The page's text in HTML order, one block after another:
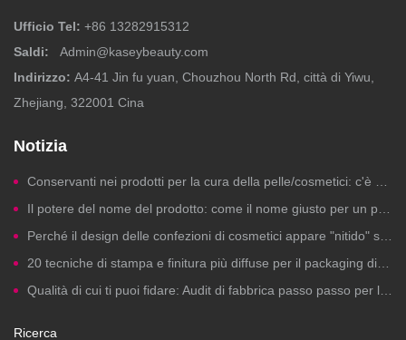
Ufficio Tel: +86 13282915312
Saldi:
Admin@kaseybeauty.com
Indirizzo: A4-41 Jin fu yuan, Chouzhou North Rd, città di Yiwu,
Zhejiang, 322001 Cina
Notizia
Conservanti nei prodotti per la cura della pelle/cosmetici: c'è motivo di preoccuparsi?
Il potere del nome del prodotto: come il nome giusto per un prodotto di bellezza genera clic, fiducia e vendite.
Perché il design delle confezioni di cosmetici appare "nitido" sui computer ma risulta scadente in stampa?
20 tecniche di stampa e finitura più diffuse per il packaging di cosmetici a marchio privato
Qualità di cui ti puoi fidare: Audit di fabbrica passo passo per la produzione di cosmetici a marchio privato
Ricerca